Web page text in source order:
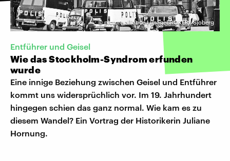
©picture alliance I imageBROKER | Sjoberg
Entführer und Geisel
Wie das Stockholm-Syndrom erfunden
wurde
Eine innige Beziehung zwischen Geisel und Entführer
kommt uns widersprüchlich vor. Im 19. Jahrhundert
hingegen schien das ganz normal. Wie kam es zu
diesem Wandel? Ein Vortrag der Historikerin Juliane
Hornung.